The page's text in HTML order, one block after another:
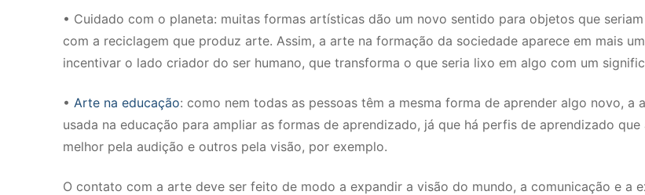
• Cuidado com o planeta: muitas formas artísticas dão um novo sentido para objetos que
com a reciclagem que produz arte. Assim, a arte na formação da sociedade aparece em mais
incentivar o lado criador do ser humano, que transforma o que seria lixo em algo com um
• Arte na educação: como nem todas as pessoas têm a mesma forma de aprender algo novo, a
usada na educação para ampliar as formas de aprendizado, já que há perfis de aprendizado que
melhor pela audição e outros pela visão, por exemplo.
O contato com a arte deve ser feito de modo a expandir a visão do mundo, a comunicação e a